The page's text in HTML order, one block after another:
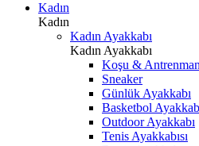
Kadın
Kadın
Kadın Ayakkabı
Kadın Ayakkabı
Koşu & Antrenman
Sneaker
Günlük Ayakkabı
Basketbol
Outdoor Ayakkabı
Tenis Ayakkabısı